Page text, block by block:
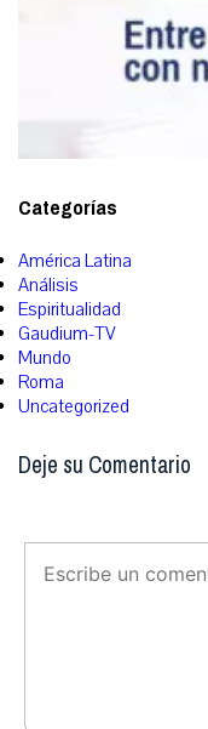
Categorías
América Latina
Análisis
Espiritualidad
Gaudium-TV
Mundo
Roma
Uncategorized
Deje su Comentario